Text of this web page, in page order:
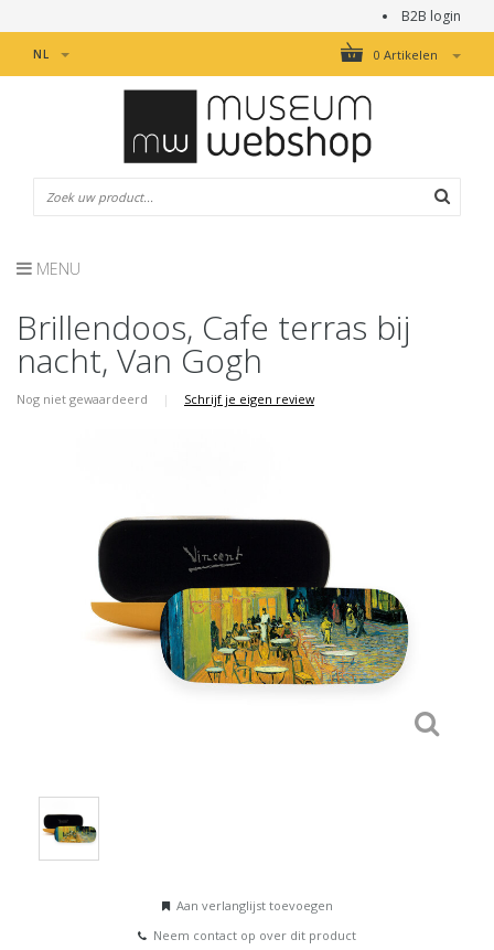
B2B login
0 Artikelen
NL
MENU
Brillendoos, Cafe terras bij
nacht, Van Gogh
Nog niet gewaardeerd | Schrijf je eigen review
Aan verlanglijst toevoegen
Neem contact op over dit product